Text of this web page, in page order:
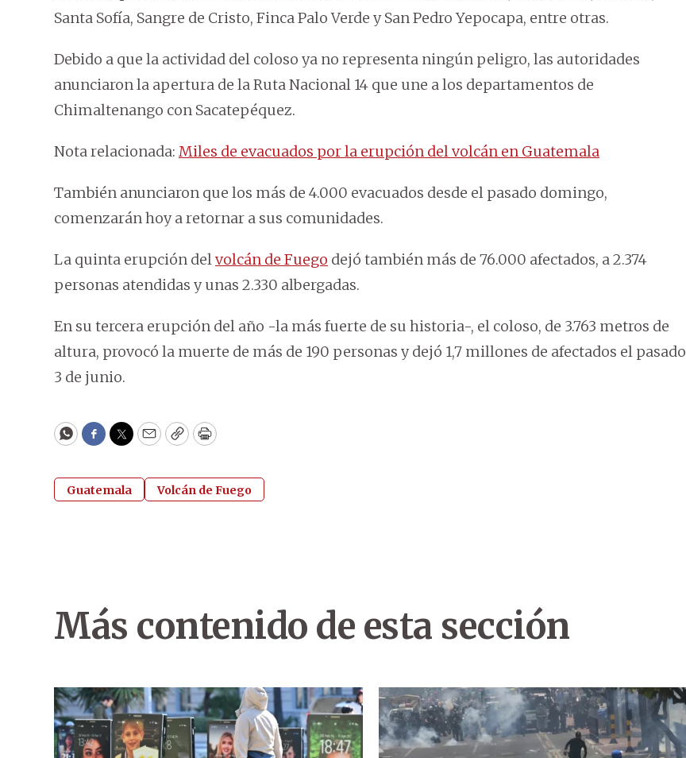
Santa Sofía, Sangre de Cristo, Finca Palo Verde y San Pedro Yepocapa, entre otras.
Debido a que la actividad del coloso ya no representa ningún peligro, las autoridades
anunciaron la apertura de la Ruta Nacional 14 que une a los departamentos de
Chimaltenango con Sacatepéquez.
Nota relacionada: Miles de evacuados por la erupción del volcán en Guatemala
También anunciaron que los más de 4.000 evacuados desde el pasado domingo,
comenzarán hoy a retornar a sus comunidades.
La quinta erupción delvolcán de Fuego dejó también más de 76.000 afectados, a 2.374
personas atendidas y unas 2.330 albergadas.
En su tercera erupción del año -la más fuerte de su historia-, el coloso, de 3.763 metros de
altura, provocó la muerte de más de 190 personas y dejó 1,7 millones de afectados el pasado
3 de junio.
WhatsApp
Facebook
Twitter
EmailCopyPrint
Guatemala Volcán de Fuego
Más contenido de esta sección